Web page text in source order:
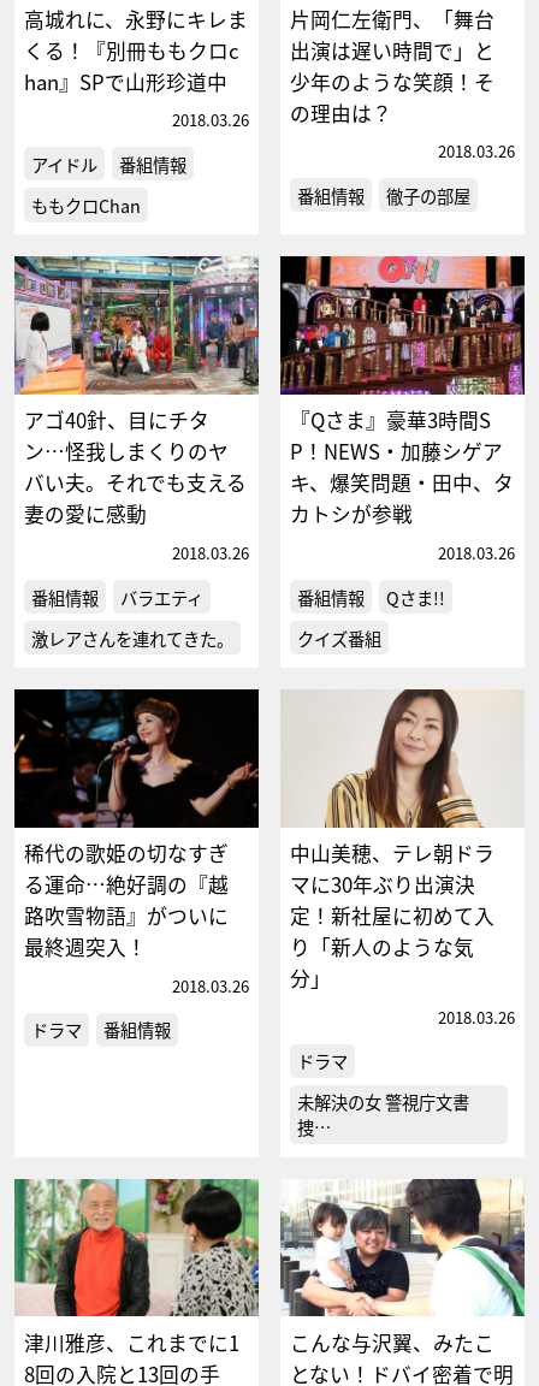
高城れに、永野にキレま
くる！『別冊ももクロc
han』SPで山形珍道中
2018.03.26
アイドル
番組情報
ももクロChan
片岡仁左衛門、「舞台
出演は遅い時間で」と
少年のような笑顔！そ
の理由は？
2018.03.26
番組情報 徹子の部屋
アゴ40針、目にチタ
ン…怪我しまくりのヤ
バい夫。それでも支える
妻の愛に感動
2018.03.26
番組情報
バラエティ
激レアさんを連れてきた。
『Qさま』豪華3時間S
P！NEWS・加藤シゲア
キ、爆笑問題・田中、タ
カトシが参戦
2018.03.26
番組情報
Qさま!!
クイズ番組
稀代の歌姫の切なすぎ
る運命…絶好調の『越
路吹雪物語』がついに
最終週突入！
2018.03.26
ドラマ 番組情報
中山美穂、テレ朝ドラ
マに30年ぶり出演決
定！新社屋に初めて入
り「新人のような気
分」
2018.03.26
ドラマ
未解決の女 警視庁文書
捜…
津川雅彦、これまでに1
8回の入院と13回の手
こんな与沢翼、みたこ
とない！ドバイ密着で明